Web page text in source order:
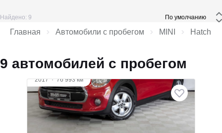
Найдено: 9
Главная Автомобили с пробегом MINI Hatch
9 автомобилей с пробегом
2017·76 993 км
MINI Hatch
1.5 л (136 л.с.), АКПП, бензин, передний
1 699 000 ₽